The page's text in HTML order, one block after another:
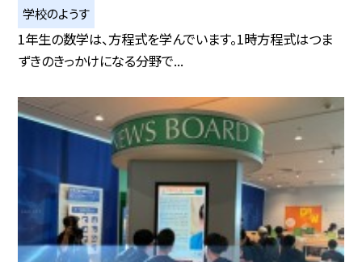
学校のようす
1年生の数学は、方程式を学んでいます。1時方程式はつま
ずきのきっかけになる分野で...